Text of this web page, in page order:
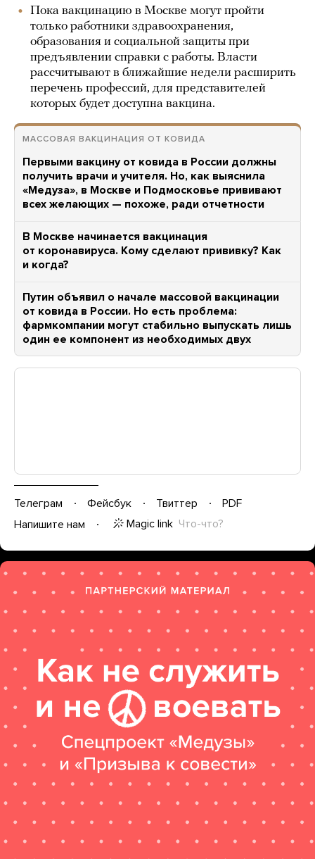
Пока вакцинацию в Москве могут пройти
только работники здравоохранения,
образования и социальной защиты при
предъявлении справки с работы. Власти
рассчитывают в ближайшие недели расширить
перечень профессий, для представителей
которых будет доступна вакцина.
МАССОВАЯ ВАКЦИНАЦИЯ ОТ КОВИДА
Первыми вакцину от ковида в России должны
получить врачи и учителя. Но, как выяснила
«Медуза», в Москве и Подмосковье прививают
всех желающих — похоже, ради отчетности
В Москве начинается вакцинация
от коронавируса. Кому сделают прививку? Как
и когда?
Путин объявил о начале массовой вакцинации
от ковида в России. Но есть проблема:
фармкомпании могут стабильно выпускать лишь
один ее компонент из необходимых двух
Телеграм Фейсбук Твиттер
PDF
Напишите нам
Magic link Что-что?